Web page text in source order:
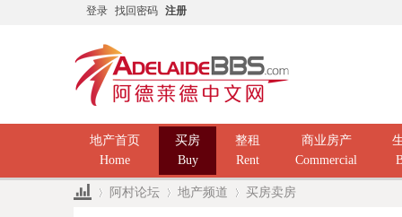
登录 找回密码 注册
地产首页
Home
买房
Buy
整租
Rent
商业房产
Commercial
阿村论坛 地产频道 买房卖房